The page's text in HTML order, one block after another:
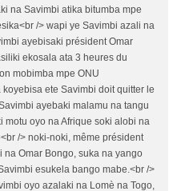
na Savimbi atika bitumba mpe
/> wapi ye Savimbi azali na
ayebisaki président Omar
ekosala ata 3 heures du
mobimba mpe ONU
ete Savimbi doit quitter le
ayebaki malamu na tangu
motu oyo na Afrique soki alobi na
/> noki-noki, même président
na Omar Bongo, suka na yango
esukela bango mabe.<br />
oyo azalaki na Lomè na Togo,